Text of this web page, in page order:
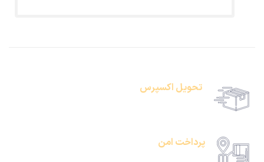
تحویل اکسپرس
پرداخت امن